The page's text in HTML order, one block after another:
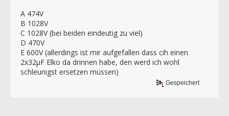
A 474V
B 1028V
C 1028V (bei beiden eindeutig zu viel)
D 470V
E 600V (allerdings ist mir aufgefallen dass cih einen
2x32µF Elko da drinnen habe, den werd ich wohl
schleunigst ersetzen müssen)
Gespeichert